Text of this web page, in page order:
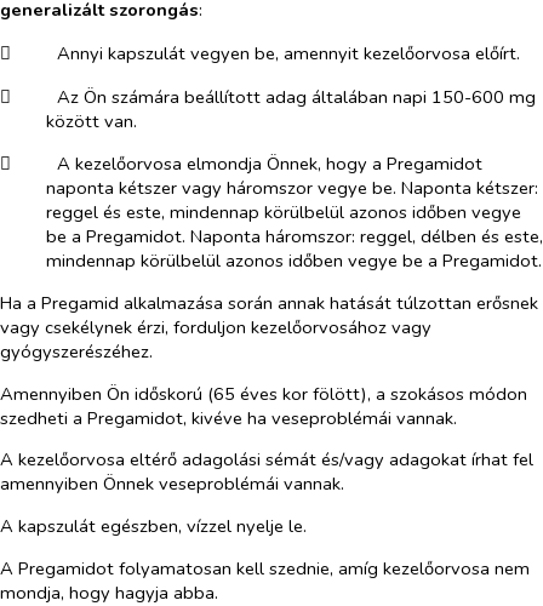
generalizált szorongás:
​
Annyi kapszulát vegyen be, amennyit kezelőorvosa előírt.
​
Az Ön számára beállított adag általában napi 150-600 mg
között van.
​
A kezelőorvosa elmondja Önnek, hogy a Pregamidot
naponta kétszer vagy háromszor vegye be. Naponta kétszer:
reggel és este, mindennap körülbelül azonos időben vegye
be a Pregamidot. Naponta háromszor: reggel, délben és este,
mindennap körülbelül azonos időben vegye be a Pregamidot.
Ha a Pregamid alkalmazása során annak hatását túlzottan erősnek
vagy csekélynek érzi, forduljon kezelőorvosához vagy
gyógyszerészéhez.
Amennyiben Ön időskorú (65 éves kor fölött), a szokásos módon
szedheti a Pregamidot, kivéve ha veseproblémái vannak.
A kezelőorvosa eltérő adagolási sémát és/vagy adagokat írhat fel
amennyiben Önnek veseproblémái vannak.
A kapszulát egészben, vízzel nyelje le.
A Pregamidot folyamatosan kell szednie, amíg kezelőorvosa nem
mondja, hogy hagyja abba.